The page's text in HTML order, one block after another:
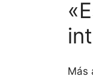
Más